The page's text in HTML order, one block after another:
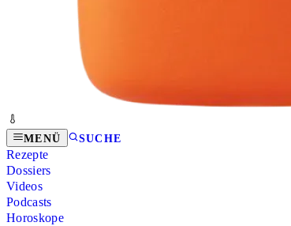
MENÜ SUCHE
Rezepte
Dossiers
Videos
Podcasts
Horoskope